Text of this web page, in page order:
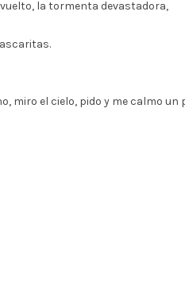
la tormenta devastadora,
miro el cielo, pido y me calmo un